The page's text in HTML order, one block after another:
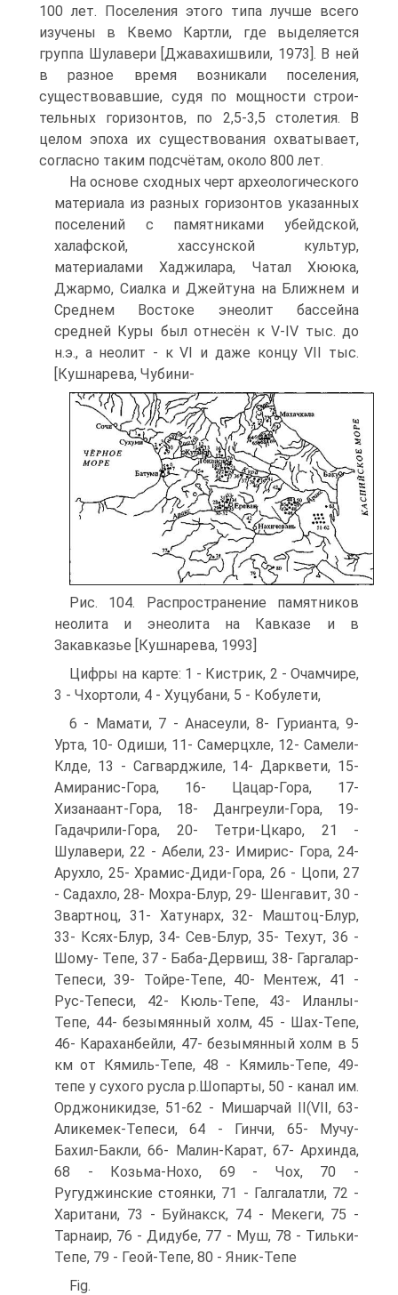
100 лет. Поселения этого типа лучше всего
изучены в Квемо Картли, где выделяется
группа Шулавери [Джавахишвили, 1973]. В ней
в разное время возникали поселения,
существовавшие, судя по мощности строи­
тельных горизонтов, по 2,5-3,5 столетия. В
целом эпоха их существования охва­тывает,
согласно таким подсчётам, около 800 лет.
На основе сходных черт археологического
материала из разных горизонтов указанных
поселений с памятниками убейдской,
халафской, хассунской куль­тур,
материалами Хаджилара, Чатал Хююка,
Джармо, Сиалка и Джейтуна на Ближнем и
Среднем Востоке энеолит бассейна
средней Куры был отнесён к V-IV тыс. до
н.э., а неолит - к VI и даже концу VII тыс.
[Кушнарева, Чубини-
Рис. 104. Распространение памятников
неолита и энеолита на Кавказе и в
Закавказье [Куш­нарева, 1993]
Цифры на карте: 1 - Кистрик, 2 - Очамчире,
3 - Чхортоли, 4 - Хуцубани, 5 - Кобулети,
6 - Мамати, 7 - Анасеули, 8- Гурианта, 9-
Урта, 10- Одиши, 11- Самерцхле, 12- Самели-
Клде, 13 - Сагварджиле, 14- Дарквети, 15-
Амиранис-Гора, 16- Цацар-Гора, 17-
Хизанаант-Гора, 18- Дангреули-Гора, 19-
Гадачрили-Гора, 20- Тетри-Цкаро, 21 -
Шулавери, 22 - Абели, 23- Имирис- Гора, 24-
Арухло, 25- Храмис-Диди-Гора, 26 - Цопи, 27
- Садахло, 28- Мохра-Блур, 29- Шенгавит, 30 -
Звартноц, 31- Хатунарх, 32- Маштоц-Блур,
33- Ксях-Блур, 34- Сев-Блур, 35- Техут, 36 -
Шому- Тепе, 37 - Баба-Дервиш, 38- Гаргалар-
Тепеси, 39- Тойре-Тепе, 40- Ментеж, 41 -
Рус-Тепеси, 42- Кюль-Тепе, 43- Иланлы-
Тепе, 44- безымянный холм, 45 - Шах-Тепе,
46- Караханбейли, 47- безымянный холм в 5
км от Кямиль-Тепе, 48 - Кямиль-Тепе, 49-
тепе у сухого русла р.Шопарты, 50 - канал им.
Орджоникидзе, 51-62 - Мишарчай II(VII, 63-
Аликемек-Тепеси, 64 - Гинчи, 65- Мучу-
Бахил-Бакли, 66- Малин-Карат, 67- Архинда,
68 - Козьма-Нохо, 69 - Чох, 70 -
Ругуджинские стоянки, 71 - Галгалатли, 72 -
Харитани, 73 - Буйнакск, 74 - Мекеги, 75 -
Тарнаир, 76 - Дидубе, 77 - Муш, 78 - Тильки-
Тепе, 79 - Геой-Тепе, 80 - Яник-Тепе
Fig.